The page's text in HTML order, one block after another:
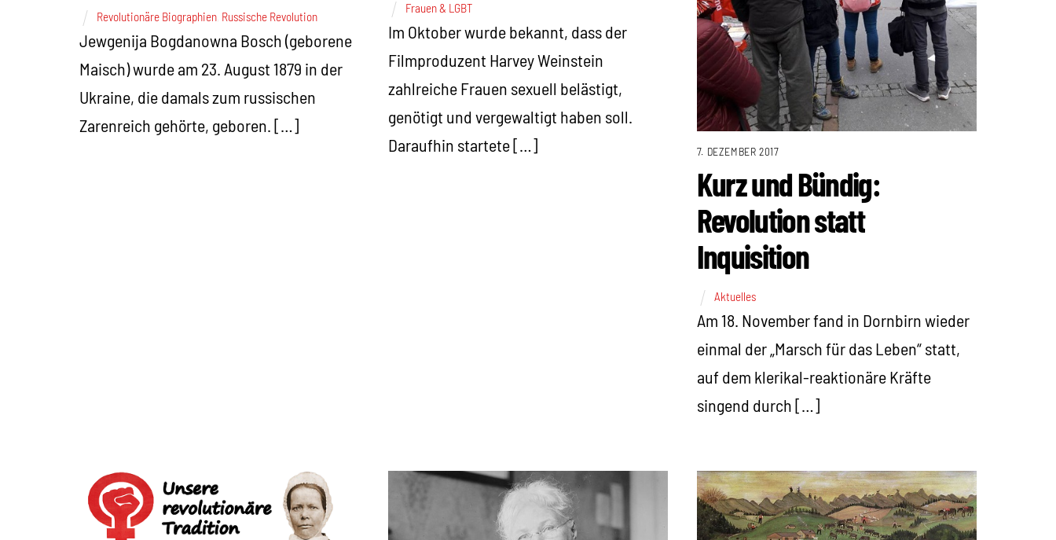
Revolutionäre Biographien, Russische Revolution
Jewgenija Bogdanowna Bosch (geborene
Maisch) wurde am 23. August 1879 in der
Ukraine, die damals zum russischen
Zarenreich gehörte, geboren. […]
Frauen & LGBT
Im Oktober wurde bekannt, dass der
Filmproduzent Harvey Weinstein
zahlreiche Frauen sexuell belästigt,
genötigt und vergewaltigt haben soll.
Daraufhin startete […]
7. DEZEMBER 2017
Kurz und Bündig:
Revolution statt
Inquisition
Aktuelles
Am 18. November fand in Dornbirn wieder
einmal der „Marsch für das Leben“ statt,
auf dem klerikal-reaktionäre Kräfte
singend durch […]